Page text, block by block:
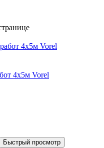
4х5м Vorel
Быстрый просмотр